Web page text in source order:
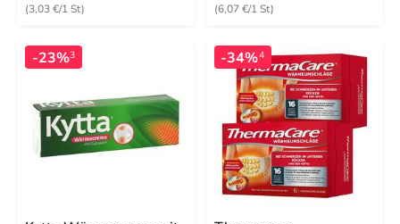
(3,03 €/1 St) (6,07 €/1 St)
-23%3 -34%4